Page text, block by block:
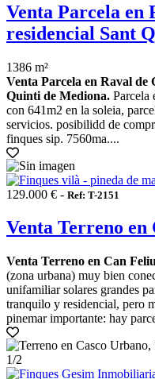
Venta Parcela en
residencial Sant
1386 m²
Venta Parcela en Raval
Quinti de Mediona. Parcela
con 641m2 en la soleia,
servicios. posibilidd de
finques sip. 7560ma....
129.000 € - Ref: T-2151
Venta Terreno
Venta Terreno en Can
(zona urbana) muy bien
unifamiliar solares grandes
tranquilo y residencial, pero
pinemar importante: hay
1/2